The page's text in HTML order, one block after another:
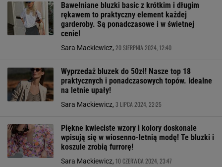
Bawełniane bluzki basic z krótkim i długim
rękawem to praktyczny element każdej
garderoby. Są ponadczasowe i w świetnej
cenie!
Sara Mackiewicz, 20 SIERPNIA 2024, 12:40
Wyprzedaż bluzek do 50zł! Nasze top 18
praktycznych i ponadczasowych topów. Idealne
na letnie upały!
Sara Mackiewicz, 3 LIPCA 2024, 22:25
Piękne kwieciste wzory i kolory doskonale
wpisują się w wiosenno-letnią modę! Te bluzki i
koszule zrobią furrorę!
Sara Mackiewicz, 10 CZERWCA 2024, 23:47